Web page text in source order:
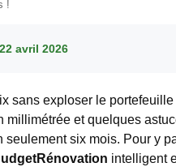
!
avril 2026
sans exploser le
millimétrée et quelques
six mois. Pour y
intelligent